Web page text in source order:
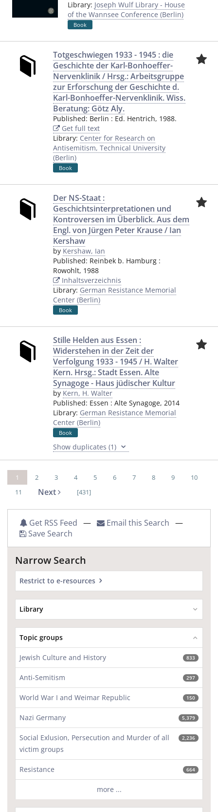
Library: Joseph Wulf Library - House
of the Wannsee Conference (Berlin)
Book
Totgeschwiegen 1933 - 1945 : die
Geschichte der Karl-Bonhoeffer-
Nervenklinik / Hrsg.: Arbeitsgruppe
zur Erforschung der Geschichte d.
Karl-Bonhoeffer-Nervenklinik. Wiss.
Beratung: Götz Aly.
Published: Berlin : Ed. Hentrich, 1988.
Get full text
Library: Center for Research on
Antisemitism, Technical University
(Berlin)
Book
Der NS-Staat :
Geschichtsinterpretationen und
Kontroversen im Überblick. Aus dem
Engl. von Jürgen Peter Krause / Ian
Kershaw
by Kershaw, Ian
Published: Reinbek b. Hamburg :
Rowohlt, 1988
Inhaltsverzeichnis
Library: German Resistance Memorial
Center (Berlin)
Book
Stille Helden aus Essen :
Widerstehen in der Zeit der
Verfolgung 1933 - 1945 / H. Walter
Kern. Hrsg.: Stadt Essen. Alte
Synagoge - Haus jüdischer Kultur
by Kern, H. Walter
Published: Essen : Alte Synagoge, 2014
Library: German Resistance Memorial
Center (Berlin)
Book
Show duplicates (1)
1 2 3 4 5 6 7 8 9
10
11
Next [431]
Get RSS Feed — Email this Search —
Save Search
Narrow Search
Restrict to e-resources
Library
Topic groups
Jewish Culture and History 833
Anti-Semitism 297
World War I and Weimar Republic 150
Nazi Germany 5,379
Social Exlusion, Persecution and Murder of all
victim groups
2,236
Resistance 664
more ...